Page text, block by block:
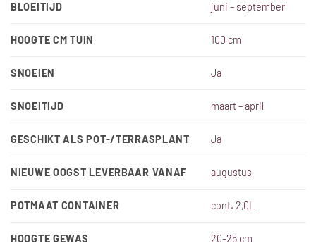
BLOEITIJD juni – september
HOOGTE CM TUIN 100 cm
SNOEIEN Ja
SNOEITIJD maart – april
GESCHIKT ALS POT-/TERRASPLANT Ja
NIEUWE OOGST LEVERBAAR VANAF augustus
POTMAAT CONTAINER cont. 2,0L
HOOGTE GEWAS 20-25 cm